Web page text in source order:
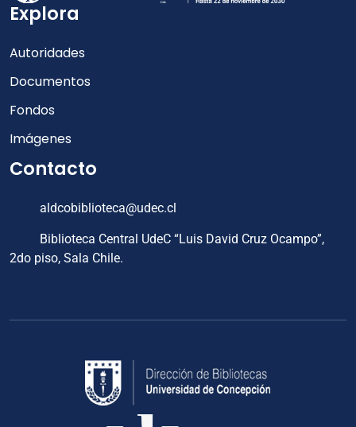
Explora
Autoridades
Documentos
Fondos
Imágenes
Contacto
aldcobiblioteca@udec.cl
Biblioteca Central UdeC “Luis David Cruz Ocampo”,
2do piso, Sala Chile.